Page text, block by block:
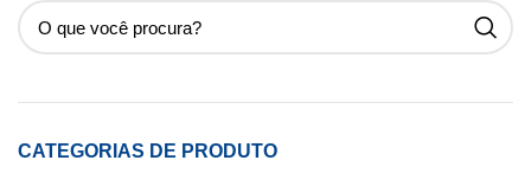
CATEGORIAS DE PRODUTO